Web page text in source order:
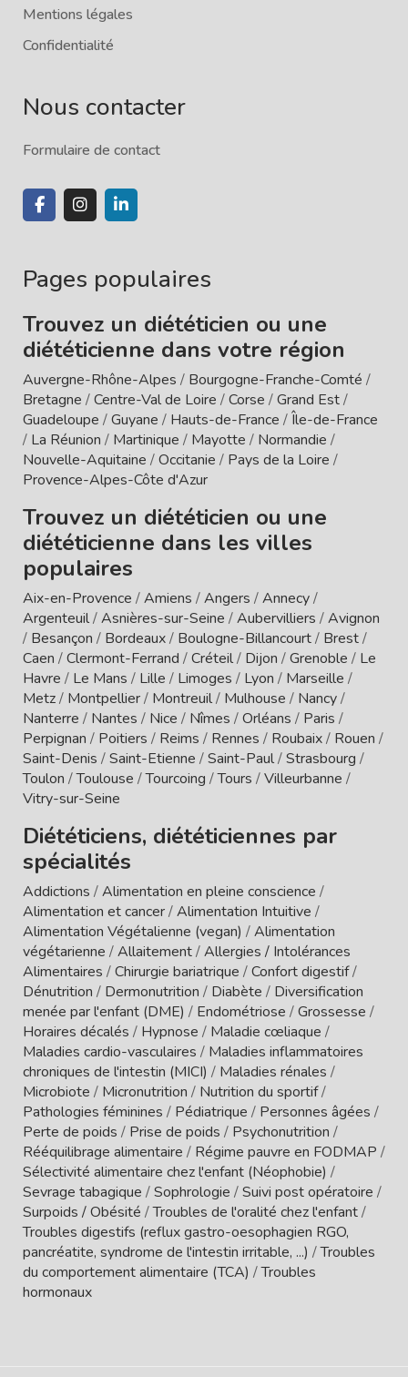
Mentions légales
Confidentialité
Nous contacter
Formulaire de contact
Pages populaires
Trouvez un diététicien ou une
diététicienne dans votre région
Auvergne-Rhône-Alpes / Bourgogne-Franche-Comté /
Bretagne /Centre-Val de Loire /Corse /Grand Est/
Guadeloupe /Guyane / Hauts-de-France /Île-de-France
/ La Réunion / Martinique / Mayotte / Normandie /
Nouvelle-Aquitaine /Occitanie / Pays de la Loire /
Provence-Alpes-Côte d'Azur
Trouvez un diététicien ou une
diététicienne dans les villes
populaires
Aix-en-Provence /Amiens /Angers /Annecy/
Argenteuil/Asnières-sur-Seine /Aubervilliers /Avignon
/ Besançon / Bordeaux/ Boulogne-Billancourt/ Brest/
Caen /Clermont-Ferrand /Créteil/ Dijon /Grenoble / Le
Havre / Le Mans / Lille / Limoges / Lyon / Marseille /
Metz/ Montpellier/ Montreuil/ Mulhouse / Nancy/
Nanterre / Nantes / Nice / Nîmes /Orléans / Paris /
Perpignan / Poitiers / Reims / Rennes / Roubaix/ Rouen /
Saint-Denis /Saint-Etienne /Saint-Paul/Strasbourg /
Toulon /Toulouse /Tourcoing /Tours /Villeurbanne /
Vitry-sur-Seine
Diététiciens, diététiciennes par
spécialités
Addictions /Alimentation en pleine conscience /
Alimentation et cancer/Alimentation Intuitive /
Alimentation Végétalienne (vegan) /Alimentation
végétarienne /Allaitement/Allergies / Intolérances
Alimentaires /Chirurgie bariatrique /Confort digestif/
Dénutrition / Dermonutrition / Diabète / Diversification
menée par l'enfant (DME) / Endométriose /Grossesse /
Horaires décalés / Hypnose / Maladie cœliaque /
Maladies cardio-vasculaires / Maladies inflammatoires
chroniques de l'intestin (MICI) / Maladies rénales /
Microbiote / Micronutrition / Nutrition du sportif/
Pathologies féminines / Pédiatrique / Personnes âgées /
Perte de poids / Prise de poids / Psychonutrition /
Rééquilibrage alimentaire / Régime pauvre en FODMAP /
Sélectivité alimentaire chez l'enfant (Néophobie) /
Sevrage tabagique /Sophrologie /Suivi post opératoire /
Surpoids / Obésité /Troubles de l'oralité chez l'enfant/
Troubles digestifs (reflux gastro-oesophagien RGO,
pancréatite, syndrome de l'intestin irritable, ...) /Troubles
du comportement alimentaire (TCA) /Troubles
hormonaux